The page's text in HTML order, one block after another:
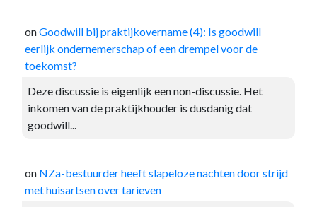
onGoodwill bij praktijkovername (4): Is goodwill
eerlijk ondernemerschap of een drempel voor de
toekomst?
Deze discussie is eigenlijk een non-discussie. Het
inkomen van de praktijkhouder is dusdanig dat
goodwill...
on NZa-bestuurder heeft slapeloze nachten door strijd
met huisartsen over tarieven